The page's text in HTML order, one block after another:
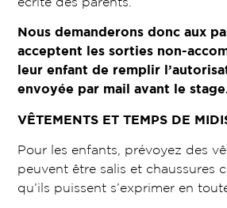
Nous demanderons donc aux
acceptent les sorties non-
leur enfant de remplir
envoyée par mail avant le
VÊTEMENTS ET TEMPS DE
Pour les enfants, prévoyez des
peuvent être salis et chaussures
qu’ils puissent s’exprimer en